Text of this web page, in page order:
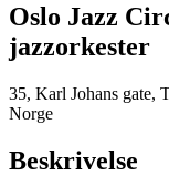
Oslo Jazz
jazzorkester
35, Karl Johans gate,
Norge
Beskrivelse